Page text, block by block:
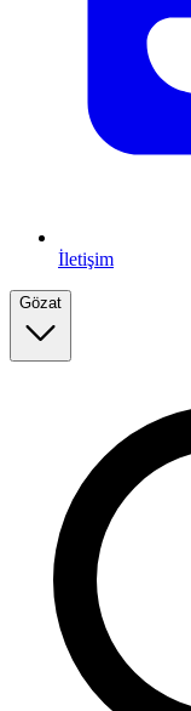
İletişim
Gözat